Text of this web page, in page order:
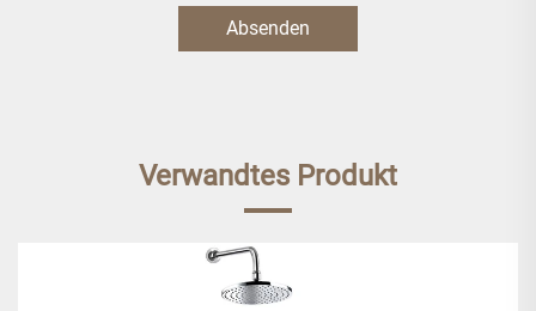
Absenden
Verwandtes Produkt